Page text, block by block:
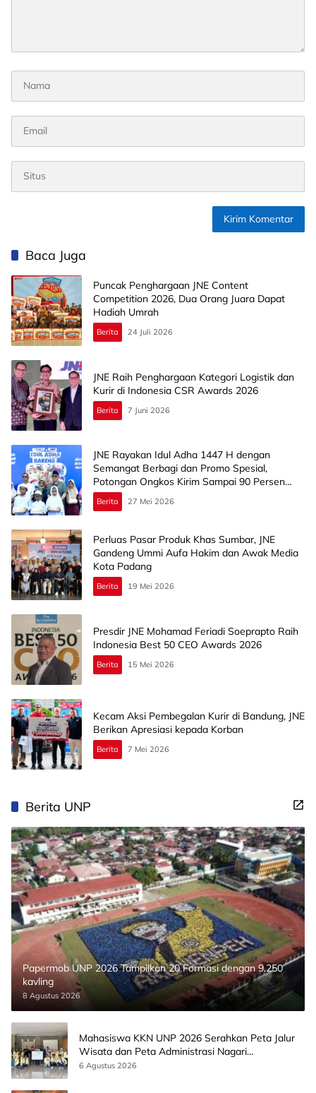
Baca Juga
Puncak Penghargaan JNE Content
Competition 2026, Dua Orang Juara Dapat
Hadiah Umrah
Berita 24 Juli 2026
JNE Raih Penghargaan Kategori Logistik dan
Kurir di Indonesia CSR Awards 2026
Berita 7 Juni 2026
JNE Rayakan Idul Adha 1447 H dengan
Semangat Berbagi dan Promo Spesial,
Potongan Ongkos Kirim Sampai 90 Persen
Lho!
Berita 27 Mei 2026
Perluas Pasar Produk Khas Sumbar, JNE
Gandeng Ummi Aufa Hakim dan Awak Media
Kota Padang
Berita 19 Mei 2026
Presdir JNE Mohamad Feriadi Soeprapto Raih
Indonesia Best 50 CEO Awards 2026
Berita 15 Mei 2026
Kecam Aksi Pembegalan Kurir di Bandung, JNE
Berikan Apresiasi kepada Korban
Berita 7 Mei 2026
Berita UNP
Papermob UNP 2026 Tampilkan 20 Formasi dengan 9.250
kavling
8 Agustus 2026
Mahasiswa KKN UNP 2026 Serahkan Peta Jalur
Wisata dan Peta Administrasi Nagari
Paninggahan
6 Agustus 2026